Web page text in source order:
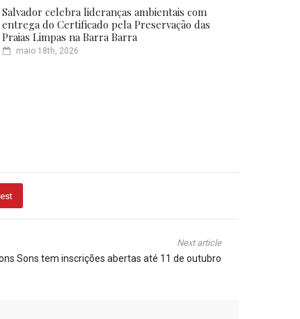
Salvador celebra lideranças ambientais com
entrega do Certificado pela Preservação das
Praias Limpas na Barra Barra
maio 18th, 2026
Next article
Sons tem inscrições abertas até 11 de outubro